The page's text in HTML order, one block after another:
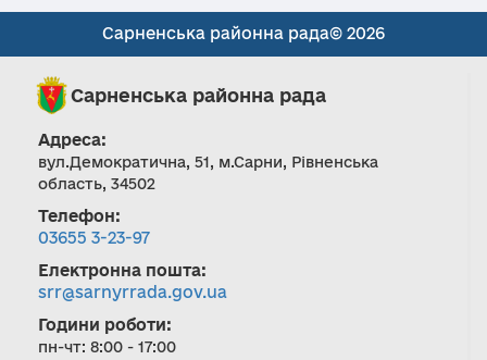
Сарненська районна рада© 2026
Сарненська районна рада
Адреса:
вул.Демократична, 51, м.Сарни, Рівненська
область, 34502
Телефон:
03655 3-23-97
Електронна пошта:
srr@sarnyrrada.gov.ua
Години роботи:
пн-чт: 8:00 - 17:00